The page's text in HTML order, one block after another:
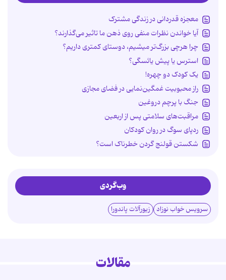
معجزه قدردانی در زندگی مشترک
آیا خواندن نظرات منفی روی ذهن ما تاثیر می‌گذارند؟
چرا هرچی بزرگ‌تر میشیم، دوستای کمتری داریم؟
استرس یا پیش یائسگی؟
یک کودک دو چهره!
راز محبوبیت غمگین‌نمایی در فضای مجازی
جنگ با پرچم دروغین
مراقبت‌های سلامتی پس از اربعین
ردپای سوگ در روان کودکان
شکستن قولنج گردن خطرناک است؟
وب‌گردی
سرویس خواب نوزاد زیورآلات پاندورا
مقالات